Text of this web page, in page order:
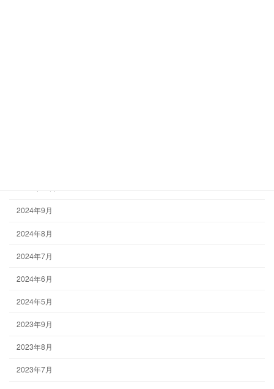
2024年9月
2024年8月
2024年7月
2024年6月
2024年5月
2023年9月
2023年8月
2023年7月